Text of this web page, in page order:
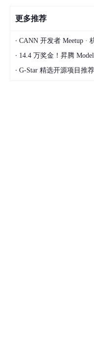
更多推荐
· CANN 开发者 Meetup · 杭
· 14.4 万奖金！昇腾 Model
· G-Star 精选开源项目推